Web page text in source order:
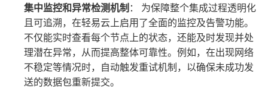
集中监控和异常检测机制： 为保障整个集成过程透明化
且可追溯，在轻易云上启用了全面的监控及告警功能。
不仅能实时查看每个节点上的状态，还能及时发现并处
理潜在异常，从而提高整体可靠性。例如，在出现网络
不稳定等情况时，自动触发重试机制，以确保未成功发
送的数据包重新提交。